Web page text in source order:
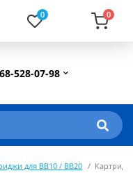
0 0
528-07-98
для BB10 / BB20 Картридж